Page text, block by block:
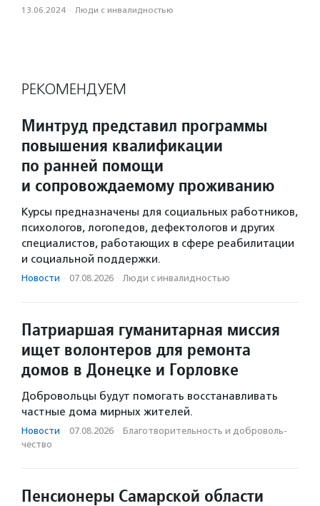
13.06.2024 · Люди с инвалидностью
РЕКОМЕНДУЕМ
Минтруд представил программы
повышения квалификации
по ранней помощи
и сопровождаемому проживанию
Курсы предназначены для социальных работников,
психологов, логопедов, дефектологов и других
специалистов, работающих в сфере реабилитации
и социальной поддержки.
Новости · 07.08.2026 · Люди с инвалидностью
Патриаршая гуманитарная миссия
ищет волонтеров для ремонта
домов в Донецке и Горловке
Добровольцы будут помогать восстанавливать
частные дома мирных жителей.
Новости · 07.08.2026 · Благотвори­тель­ность и доброволь­
чест­во
Пенсионеры Самарской области